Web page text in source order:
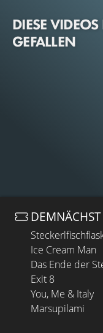
DIESE
GEFALLEN
Ice Cream Man
Das Ende der
Exit 8
You, Me & Italy
Marsupilami